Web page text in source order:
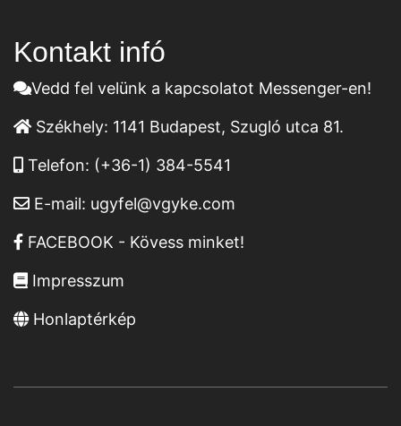
Kontakt infó
Vedd fel velünk a kapcsolatot Messenger-en!
Székhely: 1141 Budapest, Szugló utca 81.
Telefon: (+36-1) 384-5541
E-mail: ugyfel@vgyke.com
FACEBOOK - Kövess minket!
Impresszum
Honlaptérkép